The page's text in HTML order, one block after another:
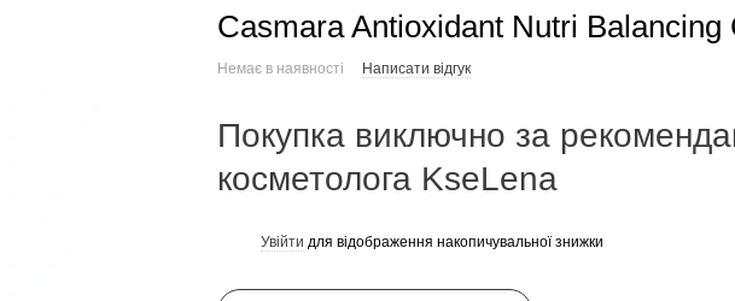
Casmara Antioxidant Nutri Balancing
Немає в наявності Написати відгук
Покупка виключно за
косметолога KseLena
Увійти для відображення накопичувальної знижки